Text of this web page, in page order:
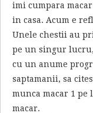
imi cumpara
in casa. Acum e
Unele chestii au
pe un singur
cu un anume
saptamanii, sa
munca macar 1
macar.